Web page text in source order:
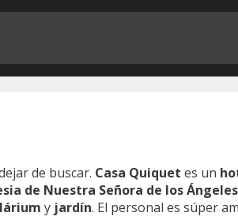
de buscar. Casa Quiquet es un
de Nuestra Señora de los Ángeles
y jardín. El personal es súper